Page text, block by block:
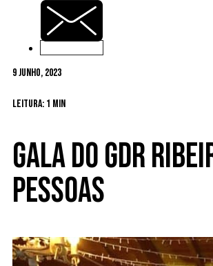
9 Junho, 2023
Leitura: 1 min
Gala do GDR
pessoas